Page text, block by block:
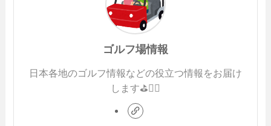
ゴルフ場情報
日本各地のゴルフ情報などの役立つ情報をお届け
します⛳️🏌️‍♂️